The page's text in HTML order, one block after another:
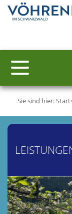
Sie sind hier: